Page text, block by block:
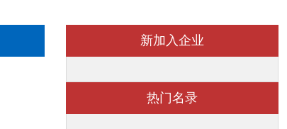
新加入企业
热门名录